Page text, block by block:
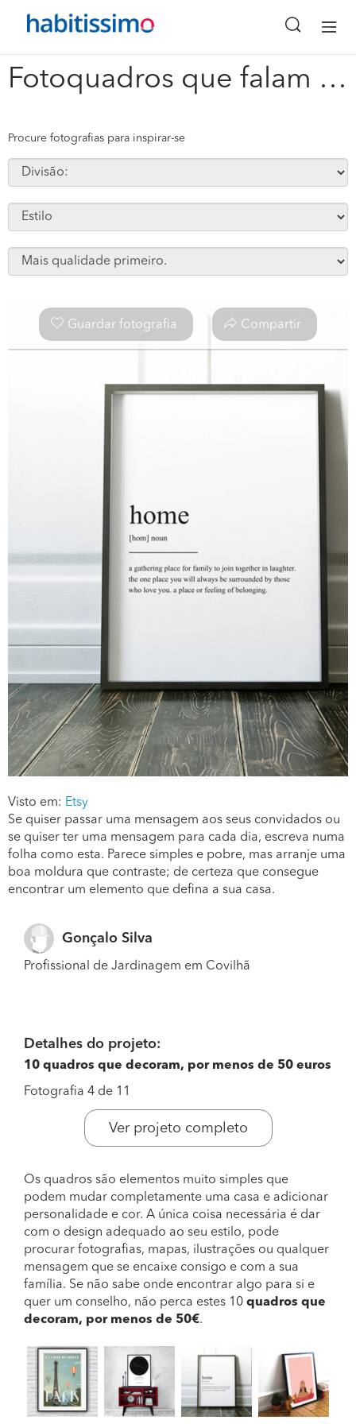
Fotoquadros que falam #61073
x
Procure fotografias para inspirar-se
Guardar fotografia Compartir
Visto em: Etsy
Se quiser passar uma mensagem aos seus convidados ou
se quiser ter uma mensagem para cada dia, escreva numa
folha como esta. Parece simples e pobre, mas arranje uma
boa moldura que contraste; de certeza que consegue
encontrar um elemento que defina a sua casa.
Gonçalo Silva
Profissional de Jardinagem em Covilhã
Detalhes do projeto:
10 quadros que decoram, por menos de 50 euros
Fotografia 4 de 11
Ver projeto completo
Os quadros são elementos muito simples que
podem mudar completamente uma casa e adicionar
personalidade e cor. A única coisa necessária é dar
com o design adequado ao seu estilo, pode
procurar fotografias, mapas, ilustrações ou qualquer
mensagem que se encaixe consigo e com a sua
família. Se não sabe onde encontrar algo para si e
quer um conselho, não perca estes 10 quadros que
decoram, por menos de 50€.